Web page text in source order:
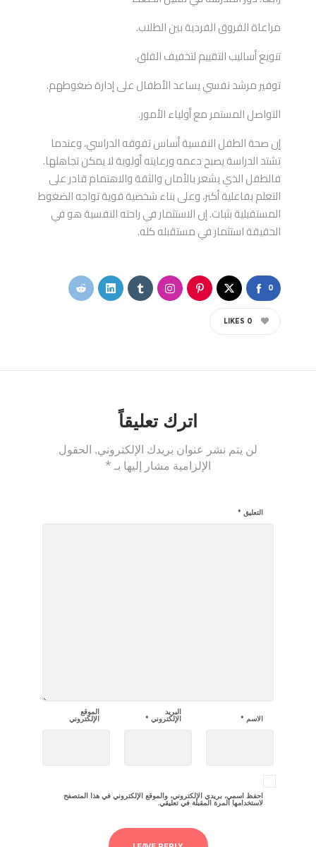
مراعاة الفروق الفردية بين الطلاب.
تنويع أساليب التقييم لتخفيف القلق.
توفير مرشد نفسي يساعد الأطفال على إدارة ضغوطهم.
التواصل المستمر مع أولياء الأمور.
إن صحة الطفل النفسية أساس تفوقه الدراسي، وعندما
تشتد الدراسة يصبح دعمه ورعايته أولوية لا يمكن تجاهلها.
فالطفل الذي يشعر بالأمان والثقة والاهتمام قادر على
التعلم بفاعلية أكبر، وعلى بناء شخصية قوية تواجه الضغوط
المستقبلية بثبات. إن الاستثمار في راحته النفسية هو في
الحقيقة استثمار في مستقبله كله.
0
0
LIKES
اترك تعليقاً
لن يتم نشر عنوان بريدك الإلكتروني. الحقول
الإلزامية مشار إليها بـ *
التعليق *
الاسم *
البريد
الإلكتروني *
الموقع
الإلكتروني
احفظ اسمي، بريدي الإلكتروني، والموقع الإلكتروني في هذا المتصفح
لاستخدامها المرة المقبلة في تعليقي.